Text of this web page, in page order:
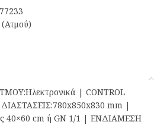
| CONTROL
mm |
40×60 cm ή GN 1/1 | ΕΝΔΙΑΜΕΣΗ